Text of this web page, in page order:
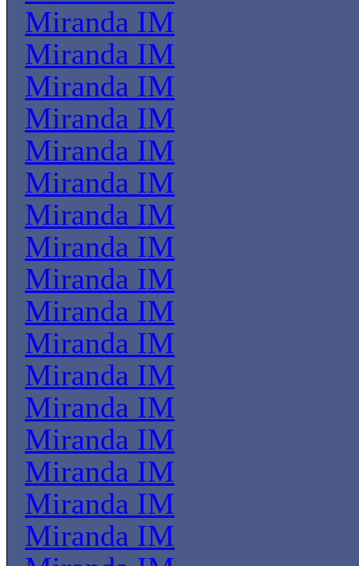
Miranda IM
Miranda IM
Miranda IM
Miranda IM
Miranda IM
Miranda IM
Miranda IM
Miranda IM
Miranda IM
Miranda IM
Miranda IM
Miranda IM
Miranda IM
Miranda IM
Miranda IM
Miranda IM
Miranda IM